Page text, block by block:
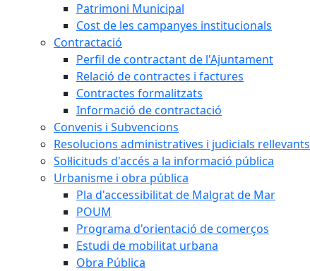
Patrimoni Municipal
Cost de les campanyes institucionals
Contractació
Perfil de contractant de l'Ajuntament
Relació de contractes i factures
Contractes formalitzats
Informació de contractació
Convenis i Subvencions
Resolucions administratives i judicials rellevants
Sol·licituds d'accés a la informació pública
Urbanisme i obra pública
Pla d'accessibilitat de Malgrat de Mar
POUM
Programa d'orientació de comerços
Estudi de mobilitat urbana
Obra Pública